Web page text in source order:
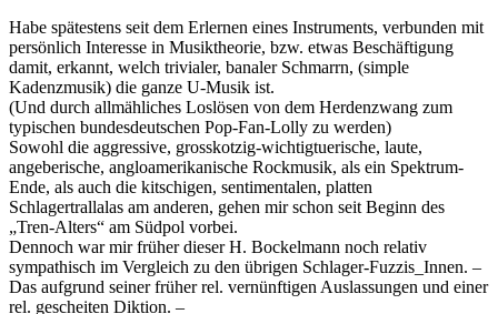
Habe spätestens seit dem Erlernen eines Instruments, verbunden mit
persönlich Interesse in Musiktheorie, bzw. etwas Beschäftigung
damit, erkannt, welch trivialer, banaler Schmarrn, (simple
Kadenzmusik) die ganze U-Musik ist.
(Und durch allmähliches Loslösen von dem Herdenzwang zum
typischen bundesdeutschen Pop-Fan-Lolly zu werden)
Sowohl die aggressive, grosskotzig-wichtigtuerische, laute,
angeberische, angloamerikanische Rockmusik, als ein Spektrum-
Ende, als auch die kitschigen, sentimentalen, platten
Schlagertrallalas am anderen, gehen mir schon seit Beginn des
„Tren-Alters“ am Südpol vorbei.
Dennoch war mir früher dieser H. Bockelmann noch relativ
sympathisch im Vergleich zu den übrigen Schlager-Fuzzis_Innen. –
Das aufgrund seiner früher rel. vernünftigen Auslassungen und einer
rel. gescheiten Diktion. –